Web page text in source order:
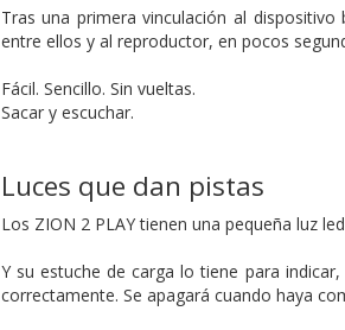
Tras una primera vinculación al
entre ellos y al reproductor, en pocos
Fácil. Sencillo. Sin vueltas.
Sacar y escuchar.
Luces que dan pistas
Los ZION 2 PLAY tienen una pequeña luz
Y su estuche de carga lo tiene para
correctamente. Se apagará cuando haya